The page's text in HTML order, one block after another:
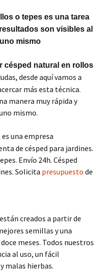
o tepes es una tarea
son visibles al
mismo
césped natural en rollos
desde aquí vamos a
más esta técnica.
manera muy rápida y
mismo.
es una empresa
de césped para jardines.
Envío 24h. Césped
Solicita presupuesto de
están creados a partir de
semillas y una
meses. Todos nuestros
al uso, un fácil
malas hierbas.